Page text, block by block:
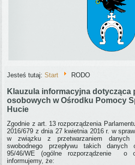
Jesteś tutaj:Start RODO
Klauzula informacyjna dotycząca
osobowych w Ośrodku Pomocy
Hucie
Zgodnie z art. 13 rozporządzenia
2016/679 z dnia 27 kwietnia 2016 r. w
w związku z przetwarzaniem
swobodnego przepływu takich danych
95/46/WE (ogólne rozporządzenie o
informujemy, że: